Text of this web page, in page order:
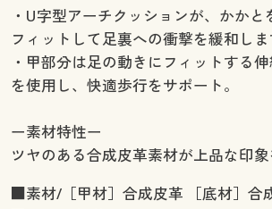
・U字型アーチクッションが、かかと
フィットして足裏への衝撃を緩和しま
・甲部分は足の動きにフィットする
を使用し、快適歩行をサポート。
ー素材特性ー
ツヤのある合成皮革素材が上品な印象
■素材/［甲材］合成皮革 ［底材］合